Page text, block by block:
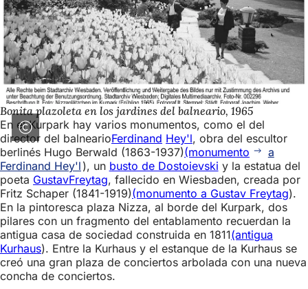
Bonita plazoleta en los jardines del balneario, 1965
En el Kurpark hay varios monumentos, como el del
director del balnearioFerdinand Hey'l, obra del escultor
berlinés Hugo Berwald (1863-1937)(monumento
a
Ferdinand Hey'l ), un busto de Dostoievski y la estatua del
poeta GustavFreytag, fallecido en Wiesbaden, creada por
Fritz Schaper (1841-1919)(monumento a Gustav Freytag).
En la pintoresca plaza Nizza, al borde del Kurpark, dos
pilares con un fragmento del entablamento recuerdan la
antigua casa de sociedad construida en 1811(antigua
Kurhaus). Entre la Kurhaus y el estanque de la Kurhaus se
creó una gran plaza de conciertos arbolada con una nueva
concha de conciertos.